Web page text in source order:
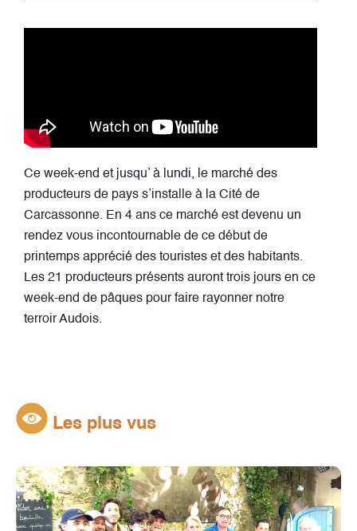
Ce week-end et jusqu’ à lundi, le marché des
producteurs de pays s’installe à la Cité de
Carcassonne. En 4 ans ce marché est devenu un
rendez vous incontournable de ce début de
printemps apprécié des touristes et des habitants.
Les 21 producteurs présents auront trois jours en ce
week-end de pâques pour faire rayonner notre
terroir Audois.
Les plus vus